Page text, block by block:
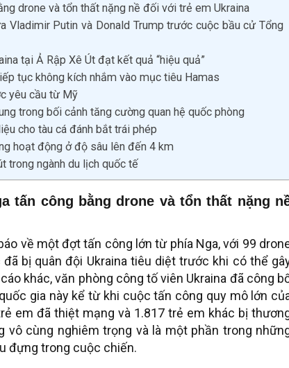
drone và tổn thất nặng nề đối với trẻ em Ukraina
Putin và Donald Trump trước cuộc bầu cử Tổng
tại Ả Rập Xê Út đạt kết quả “hiệu quả”
tục không kích nhắm vào mục tiêu Hamas
yêu cầu từ Mỹ
trong bối cảnh tăng cường quan hệ quốc phòng
cho tàu cá đánh bắt trái phép
hoạt động ở độ sâu lên đến 4 km
trong ngành du lịch quốc tế
tấn công bằng drone và tổn thất nặng
về một đợt tấn công lớn từ phía Nga, với 99
bị quân đội Ukraina tiêu diệt trước khi có thể
khác, văn phòng công tố viên Ukraina đã công
gia này kể từ khi cuộc tấn công quy mô lớn
em đã thiệt mạng và 1.817 trẻ em khác bị
cùng nghiêm trọng và là một phần trong
đựng trong cuộc chiến.